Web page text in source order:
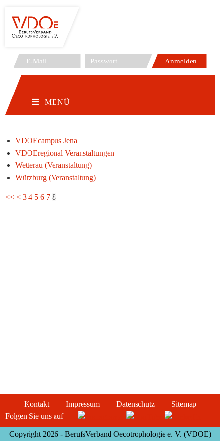
Inhalt
springen
MENÜ
VDOEcampus Jena
VDOEregional Veranstaltungen
Wetterau (Veranstaltung)
Würzburg (Veranstaltung)
<< < 3 4 5 6 7 8
Kontakt Impressum Datenschutz
Sitemap
Folgen Sie uns auf
Copyright 2026 - BerufsVerband Oecotrophologie e. V. (VDOE)